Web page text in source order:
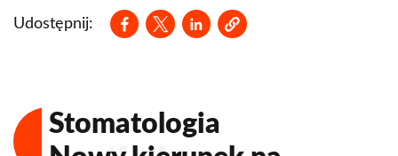
Udostępnij:
Opens in a new window
Opens in a new window
Opens in a new window
Stomatologia